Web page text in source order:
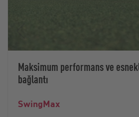
Maksimum performans ve
bağlantı
SwingMax